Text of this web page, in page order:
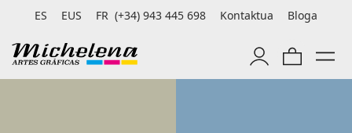
ES EUS FR (+34) 943 445 698 Kontaktua Bloga